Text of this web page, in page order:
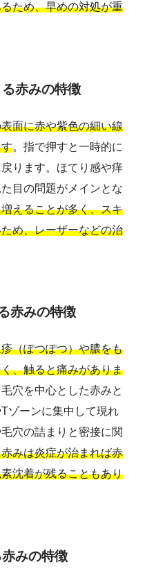
ため、早めの対処が重
赤みの特徴
面に赤や紫色の細い線
。指で押すと一時的に
ります。ほてり感や痒
目の問題がメインとな
えることが多く、スキ
め、レーザーなどの治
赤みの特徴
（ぽつぽつ）や膿をも
、触ると痛みがありま
穴を中心とした赤みと
ゾーンに集中して現れ
穴の詰まりと密接に関
みは炎症が治まれば赤
沈着が残ることもあり
みの特徴